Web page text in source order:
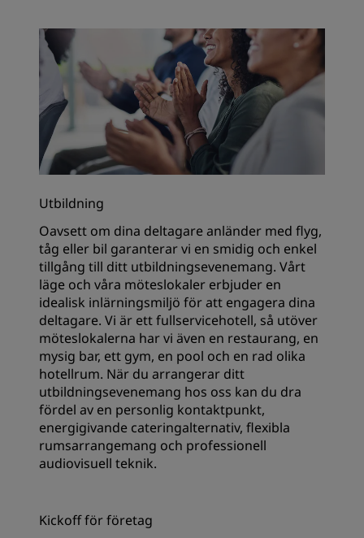
Utbildning
Oavsett om dina deltagare anländer med flyg,
tåg eller bil garanterar vi en smidig och enkel
tillgång till ditt utbildningsevenemang. Vårt
läge och våra möteslokaler erbjuder en
idealisk inlärningsmiljö för att engagera dina
deltagare. Vi är ett fullservicehotell, så utöver
möteslokalerna har vi även en restaurang, en
mysig bar, ett gym, en pool och en rad olika
hotellrum. När du arrangerar ditt
utbildningsevenemang hos oss kan du dra
fördel av en personlig kontaktpunkt,
energigivande cateringalternativ, flexibla
rumsarrangemang och professionell
audiovisuell teknik.
Kickoff för företag